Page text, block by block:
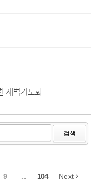
새벽기도회
검색
9 ... 104 Next